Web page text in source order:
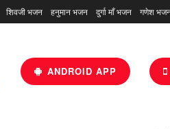
शिवजी भजन हनुमान भजन दुर्गा माँ भजन गणेश
ANDROID APP